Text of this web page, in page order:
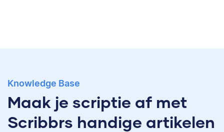
Knowledge Base
Maak je scriptie af met
Scribbrs handige artikelen